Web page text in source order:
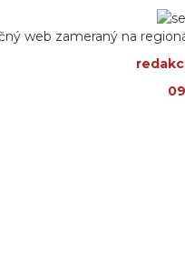
web zameraný na